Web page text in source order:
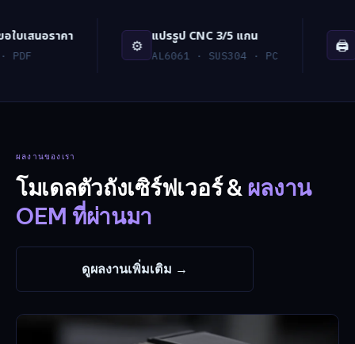
สนอราคา แปรรูป CNC 3/5 แกน
AL6061 · SUS304 · PC
พิม
ต้น
ผลงานของเรา
โมเดลตัวถังเซิร์ฟเวอร์ & ผลงาน
OEM ที่ผ่านมา
ดูผลงานเพิ่มเติม →